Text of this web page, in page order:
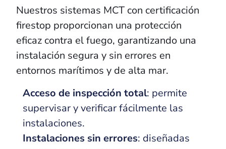
Nuestros sistemas MCT con certificación
firestop proporcionan una protección
eficaz contra el fuego, garantizando una
instalación segura y sin errores en
entornos marítimos y de alta mar.
Acceso de inspección total: permite
supervisar y verificar fácilmente las
instalaciones.
Instalaciones sin errores: diseñadas